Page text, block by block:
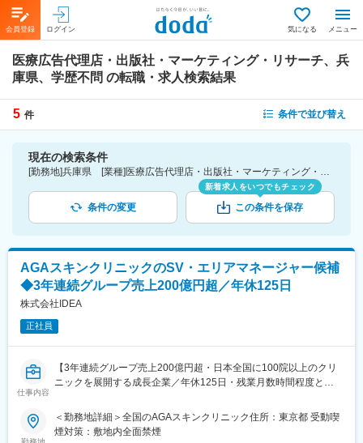
会員登録 ログイン 気になる メニュー
医療広告代理店・出版社・マーケティング・リサーチ、兵
庫県、学歴不問 の転職・求人検索結果
5 件 条件で並び替え
現在の検索条件
[勤務地]兵庫県 [業種]医療広告代理店・出版社・マーケティング・リサーチ-医薬品・医療機器・ライフサイエンス・医療系サービス [こだわり条件ピックアップ]学歴不問 [詳細条件](募集・採用情報)学歴不問
条件の変更
新着求人をいつでもチェック
この条件を保存
AGAスキンクリニックのSV・エリアマネージャー候補
◆3年連続グループ売上200億円超／年休125日
株式会社IDEA
正社員
仕事内容
【3年連続グループ売上200億円超・日本全国に100院以上のクリ
ニックを展開する成長企業／年休125日・残業月数時間程度とメ
■業務内容：
全国に展開している発毛専門クリニック「AGAスキンクリニッ
＜勤務地詳細＞全国のAGAスキンクリニック住所：東京都 受動喫
煙対策：敷地内全面禁煙